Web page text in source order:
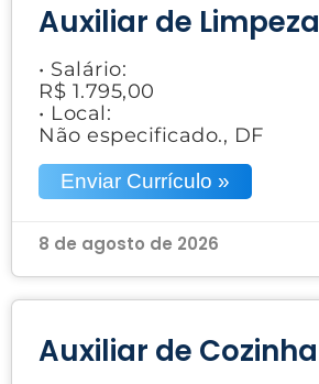
Auxiliar de Limpeza
• Salário:
R$ 1.795,00
• Local:
Não especificado., DF
Enviar Currículo »
8 de agosto de 2026
Auxiliar de Cozinha